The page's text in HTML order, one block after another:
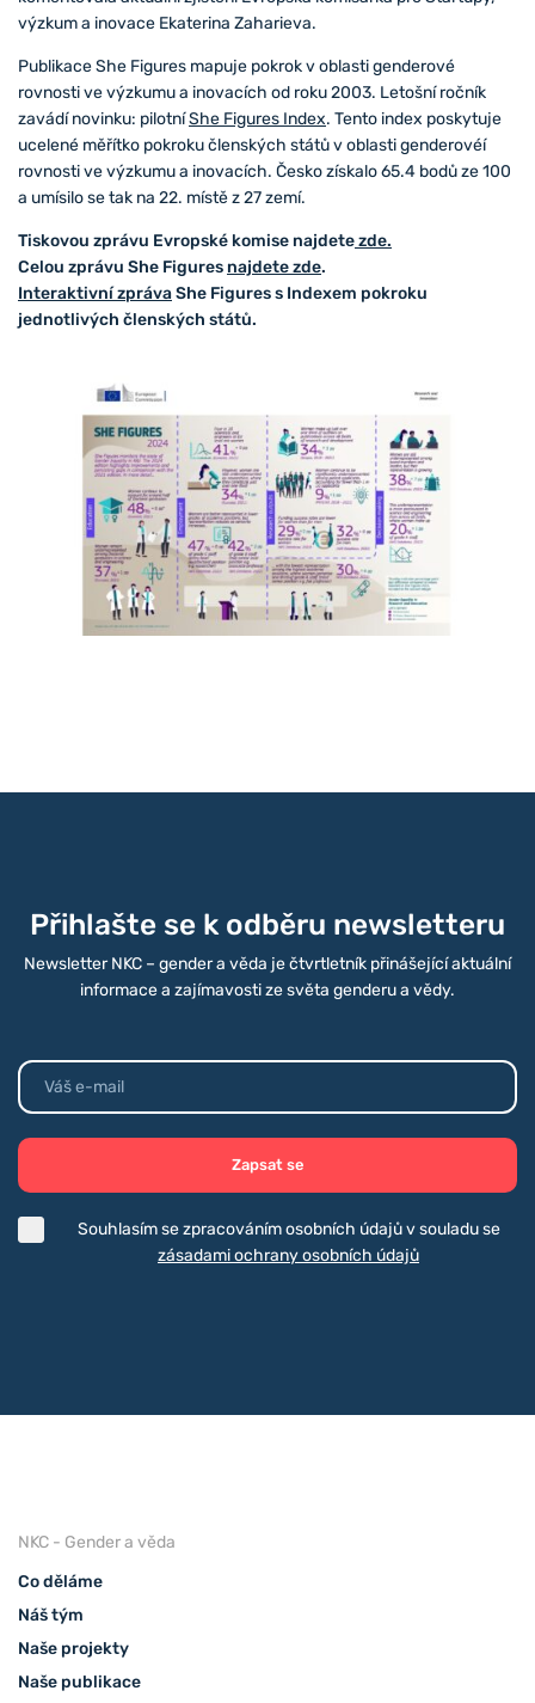
výzkum a inovace Ekaterina Zaharieva.
Publikace She Figures mapuje pokrok v oblasti genderové
rovnosti ve výzkumu a inovacích od roku 2003. Letošní ročník
zavádí novinku: pilotníShe Figures Index. Tento index poskytuje
ucelené měřítko pokroku členských států v oblasti genderovéí
rovnosti ve výzkumu a inovacích. Česko získalo 65.4 bodů ze 100
a umísilo se tak na 22. místě z 27 zemí.
Tiskovou zprávu Evropské komise najdetezde.
Celou zprávu She Figures najdete zde.
Interaktivní zprávaShe Figures s Indexem pokroku
jednotlivých členských států.
Přihlašte se k odběru newsletteru
Newsletter NKC – gender a věda je čtvrtletník přinášející aktuální
informace a zajímavosti ze světa genderu a vědy.
Zapsat se
Souhlasím se zpracováním osobních údajů v souladu se
zásadami ochrany osobních údajů
NKC - Gender a věda
Co děláme
Náš tým
Naše projekty
Naše publikace